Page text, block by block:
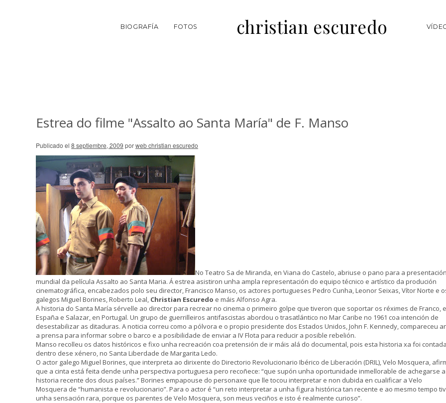
BIOGRAFÍA FOTOS christian escuredo
Estrea do filme "Assalto ao Santa María" de F. Manso
Publicado el 8 septiembre, 2009 porweb christian escuredo
No Teatro Sa de Miranda, en Viana do Castelo, abriuse o pano para a presentación
mundial da película Assalto ao Santa Maria. Á estrea asistiron unha ampla representación do equipo técnico e artístico da produción
cinematográfica, encabezados polo seu director, Francisco Manso, os actores portugueses Pedro Cunha, Leonor Seixas, Vítor Norte e
galegos Miguel Borines, Roberto Leal, Christian Escuredo e máis Alfonso Agra.
A historia do Santa María sérvelle ao director para recrear no cinema o primeiro golpe que tiveron que soportar os réximes de Franco,
España e Salazar, en Portugal. Un grupo de guerrilleiros antifascistas abordou o trasatlántico no Mar Caribe no 1961 coa intención de
desestabilizar as ditaduras. A noticia correu como a pólvora e o propio presidente dos Estados Unidos, John F. Kennedy, compareceu
a prensa para informar sobre o barco e a posibilidade de enviar a IV Flota para reducir a posible rebelión.
Manso recolleu os datos históricos e fixo unha recreación coa pretensión de ir máis alá do documental, pois esta historia xa foi contada
dentro dese xénero, no Santa Liberdade de Margarita Ledo.
O actor galego Miguel Borines, que interpreta ao dirixente do Directorio Revolucionario Ibérico de Liberación (DRIL), Velo Mosquera,
que a cinta está feita dende unha perspectiva portuguesa pero recoñece: “que supón unha oportunidade inmellorable de achegarse a
historia recente dos dous países.” Borines empapouse do personaxe que lle tocou interpretar e non dubida en cualificar a Velo
Mosquera de “humanista e revolucionario”. Para o actor é “un reto interpretar a unha figura histórica tan recente e ao mesmo tempo
unha sensación rara, porque os parentes de Velo Mosquera, son meus veciños e isto é realmente curioso”.